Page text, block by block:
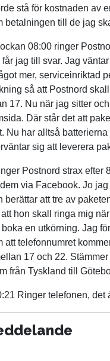
stå för kostnaden av
betalningen till de jag
08:00 ringer
jag till svar. Jag
mer, serviceinriktad
så att Postnord
17. Nu när jag sitter
Där står det att
Nu har alltså
sig att leverera
Postnord strax efter
via Facebook. Jo
berättar att tre av
hon skall ringa mig
boka en utkörning. Jag
att telefonnumret
17 och 22.
från Tyskland till
Ringer telefonen, det